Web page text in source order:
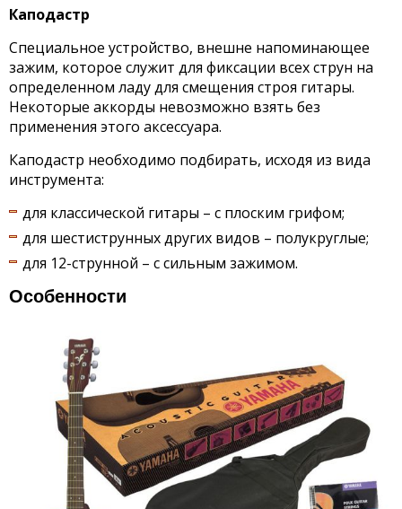
Каподастр
Специальное устройство, внешне напоминающее
зажим, которое служит для фиксации всех струн на
определенном ладу для смещения строя гитары.
Некоторые аккорды невозможно взять без
применения этого аксессуара.
Каподастр необходимо подбирать, исходя из вида
инструмента:
для классической гитары – с плоским грифом;
для шестиструнных других видов – полукруглые;
для 12-струнной – с сильным зажимом.
Особенности